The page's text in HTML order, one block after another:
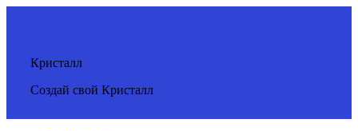
Кристалл
Создай свой Кристалл